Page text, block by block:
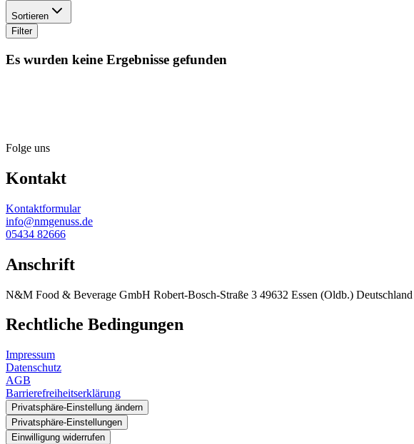
Sortieren
Filter
Es wurden keine Ergebnisse gefunden
Folge uns
Kontakt
Kontaktformular
info@nmgenuss.de
05434 82666
Anschrift
N&M Food & Beverage GmbH Robert-Bosch-Straße 3 49632 Essen (Oldb.) Deutschland
Rechtliche Bedingungen
Impressum
Datenschutz
AGB
Barrierefreiheitserklärung
Privatsphäre-Einstellung ändern
Privatsphäre-Einstellungen
Einwilligung widerrufen